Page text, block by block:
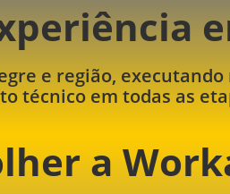
e região,
técnico em todas as
a